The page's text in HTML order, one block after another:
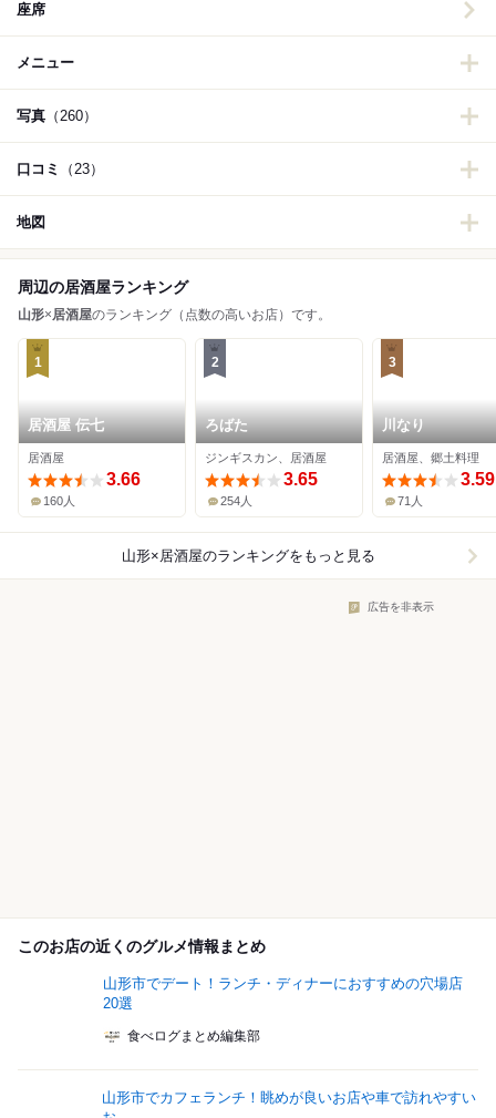
座席
メニュー
写真 （260）
口コミ （23）
地図
周辺の居酒屋ランキング
山形×居酒屋のランキング（点数の高いお店）です。
1
居酒屋 伝七
居酒屋
3.66
160人
2
ろばた
ジンギスカン、居酒屋
3.65
254人
3
川なり
居酒屋、郷土料理
3.59
71人
山形×居酒屋のランキングをもっと見る
広告を非表示
このお店の近くのグルメ情報まとめ
山形市でデート！ランチ・ディナーにおすすめの穴場店
20選
食べログまとめ編集部
山形市でカフェランチ！眺めが良いお店や車で訪れやすい